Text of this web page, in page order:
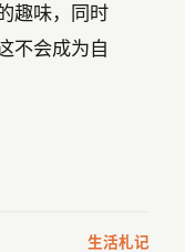
趣味，同时
不会成为自
生活札记